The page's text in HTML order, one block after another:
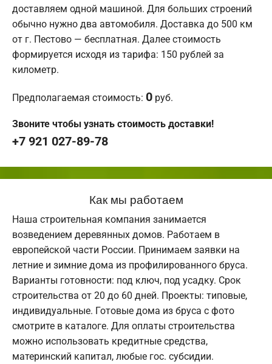
доставляем одной машиной. Для больших строений
обычно нужно два автомобиля. Доставка до 500 км
от г. Пестово — бесплатная. Далее стоимость
формируется исходя из тарифа: 150 рублей за
километр.
Предполагаемая стоимость: 0 руб.
Звоните чтобы узнать стоимость доставки!
+7 921 027-89-78
Как мы работаем
Наша строительная компания занимается
возведением деревянных домов. Работаем в
европейской части России. Принимаем заявки на
летние и зимние дома из профилированного бруса.
Варианты готовности: под ключ, под усадку. Срок
строительства от 20 до 60 дней. Проекты: типовые,
индивидуальные. Готовые дома из бруса с фото
смотрите в каталоге. Для оплаты строительства
можно использовать кредитные средства,
материнский капитал, любые гос. субсидии.